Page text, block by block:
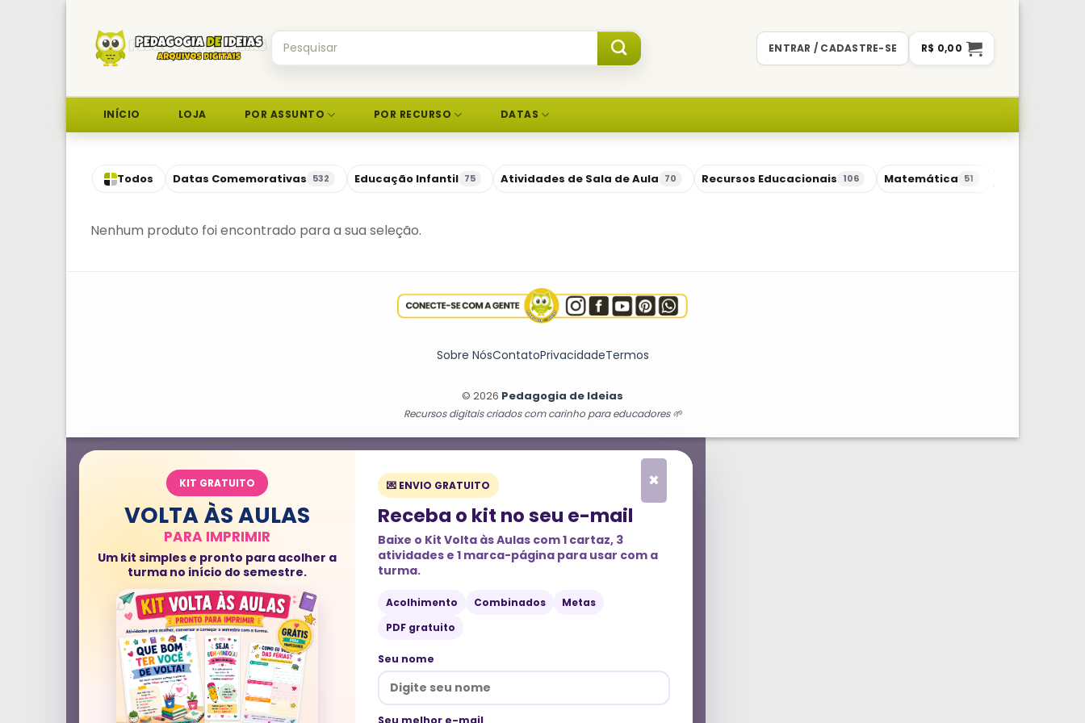
content
por:
ENTRAR / CADASTRE-SE R$ 0,00
INÍCIO LOJA POR ASSUNTO POR RECURSO DATAS
Todos Datas Comemorativas 532 Educação Infantil 75 Atividades de Sala de Aula 70 Recursos Educacionais 106 Matemática 51
Nenhum produto foi encontrado para a sua seleção.
Sobre NósContatoPrivacidadeTermos
© 2026 Pedagogia de Ideias
Recursos digitais criados com carinho para educadores 🌱
×
KIT GRATUITO
VOLTA ÀS AULAS
PARA IMPRIMIR
Um kit simples e pronto para acolher a
turma no início do semestre.
💌 ENVIO GRATUITO
Receba o kit no seu e-mail
Baixe o Kit Volta às Aulas com 1 cartaz, 3
atividades e 1 marca-página para usar com a
turma.
Acolhimento Combinados
Metas
PDF gratuito
Seu nome